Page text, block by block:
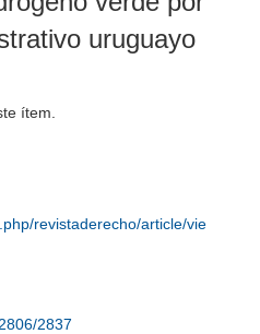
uruguayo
ítem.
revistaderecho/article/vie
2837